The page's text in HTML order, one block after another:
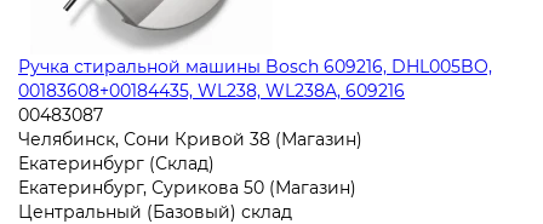
Ручка стиральной машины Bosch 609216, DHL005BO,
00183608+00184435, WL238, WL238A, 609216
00483087
Челябинск, Сони Кривой 38 (Магазин)
Екатеринбург (Склад)
Екатеринбург, Сурикова 50 (Магазин)
Центральный (Базовый) склад